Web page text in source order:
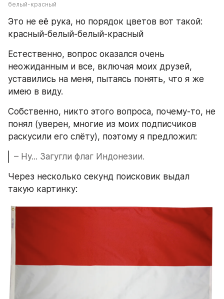
белый-красный
Это не её рука, но порядок цветов вот такой:
красный-белый-белый-красный
Естественно, вопрос оказался очень
неожиданным и все, включая моих друзей,
уставились на меня, пытаясь понять, что я же
имею в виду.
Собственно, никто этого вопроса, почему-то, не
понял (уверен, многие из моих подписчиков
раскусили его слёту), поэтому я предложил:
– Ну... Загугли флаг Индонезии.
Через несколько секунд поисковик выдал
такую картинку: